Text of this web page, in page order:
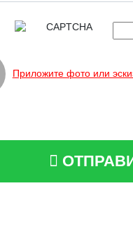
Приложите фото или